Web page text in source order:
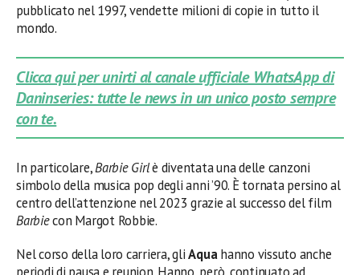
pubblicato nel 1997, vendette milioni di copie in tutto il
mondo.
Clicca qui per unirti al canale ufficiale WhatsApp di
Daninseries: tutte le news in un unico posto sempre
con te.
In particolare,Barbie Girlè diventata una delle canzoni
simbolo della musica pop degli anni ’90. È tornata persino al
centro dell’attenzione nel 2023 grazie al successo del film
Barbiecon Margot Robbie.
Nel corso della loro carriera, gliAquahanno vissuto anche
periodi di pausa e reunion. Hanno, però, continuato ad